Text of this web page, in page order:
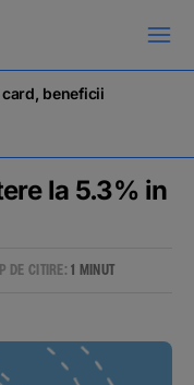
beneficii
la 5.3% in
DE CITIRE:1 MINUT